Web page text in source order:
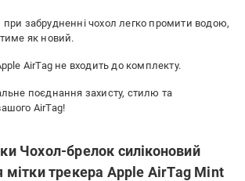
забрудненні чохол легко промити водою,
як новий.
AirTag не входить до комплекту.
поєднання захисту, стилю та
AirTag!
Чохол-брелок силіконовий
мітки трекера Apple AirTag Mint